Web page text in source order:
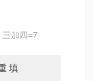
加四=7